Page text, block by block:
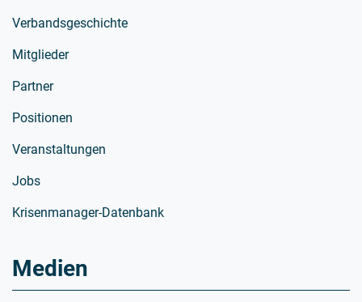
Verbandsgeschichte
Mitglieder
Partner
Positionen
Veranstaltungen
Jobs
Krisenmanager-Datenbank
Medien